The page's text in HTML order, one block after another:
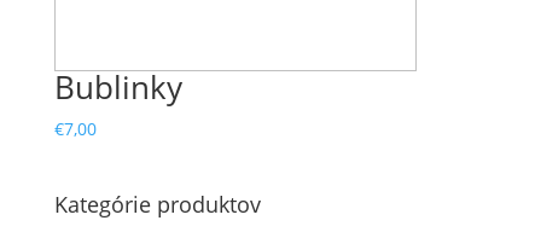
Bublinky
€7,00
Kategórie produktov